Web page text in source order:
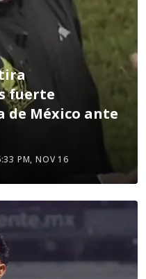
fuerte
de México ante
PM, NOV 16